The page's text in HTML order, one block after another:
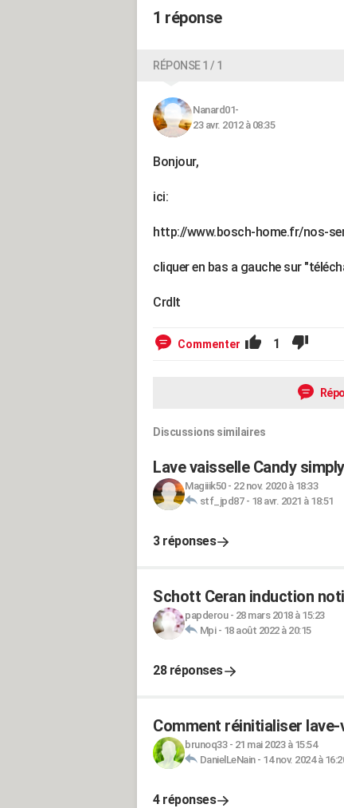
1 réponse
RÉPONSE 1 / 1
Nanard01-
23 avr. 2012 à 08:35
Bonjour,
ici:
http://www.bosch-home.fr/nos-
cliquer en bas a gauche sur
Crdlt
Commenter 1
Discussions similaires
Lave vaisselle Candy
Magiiik50- 22 nov. 2020 à 18:33
stf_jpd87- 18 avr. 2021 à 18:51
3 réponses
Schott Ceran induction
papderou- 28 mars 2018 à 15:23
Mpi- 18 août 2022 à 20:15
28 réponses
Comment réinitialiser lave-
brunoq33- 21 mai 2023 à 15:54
DanielLeNain- 14 nov. 2024 à
4 réponses